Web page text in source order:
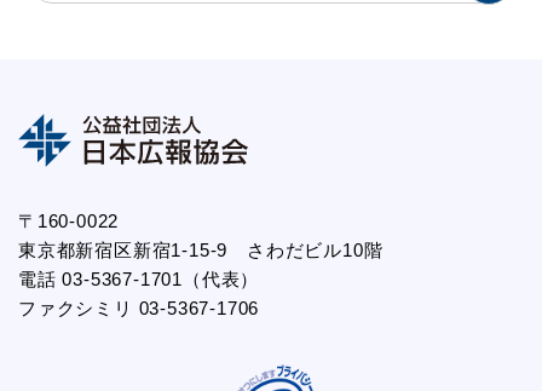
〒160-0022
東京都新宿区新宿1-15-9 さわだビル10階
電話 03-5367-1701（代表）
ファクシミリ 03-5367-1706